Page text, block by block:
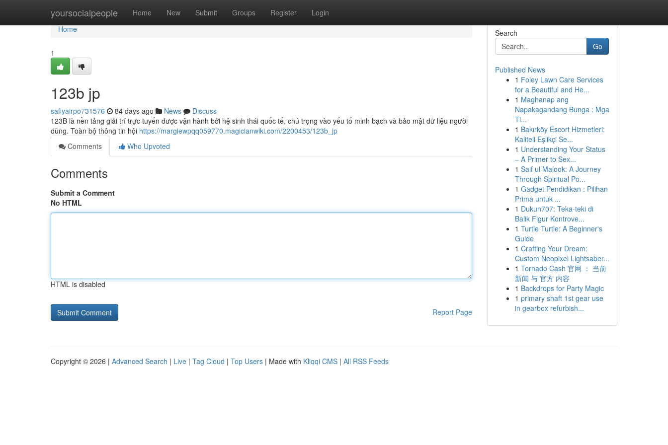
yoursocialpeople Home New Submit Groups Register Login
Home
Home
1
123b jp
safiyairpo731576 84 days ago News
Discuss
123B là nền tảng giải trí trực tuyến được vận hành bởi hệ sinh thái quốc tế, chú trọng vào yếu tố minh bạch và bảo mật dữ liệu người
dùng. Toàn bộ thông tin hội https://margiewpqq059770.magicianwiki.com/2200453/123b_jp
Comments
Who Upvoted
Comments
Submit a Comment
No HTML
HTML is disabled
Report Page
Search
Go
Published News
1 Foley Lawn Care Services
for a Beautiful and He...
1 Maghanap ang
Napakagandang Bunga : Mga
Ti...
1 Bakırköy Escort Hizmetleri:
Kaliteli Eşlikçi Se...
1 Understanding Your Status
– A Primer to Sex...
1 Saif ul Malook: A Journey
Through Spiritual Po...
1 Gadget Pendidikan : Pilihan
Prima untuk ...
1 Dukun707: Teka-teki di
Balik Figur Kontrove...
1 Turtle Turtle: A Beginner's
Guide
1 Crafting Your Dream:
Custom Neopixel Lightsaber...
1 Tornado Cash 官网 ： 当前
新闻 与 官方 内容
1 Backdrops for Party Magic
1 primary shaft 1st gear use
in gearbox refurbish...
Copyright © 2026 | Advanced Search | Live | Tag Cloud | Top Users | Made with Kliqqi CMS | All RSS Feeds